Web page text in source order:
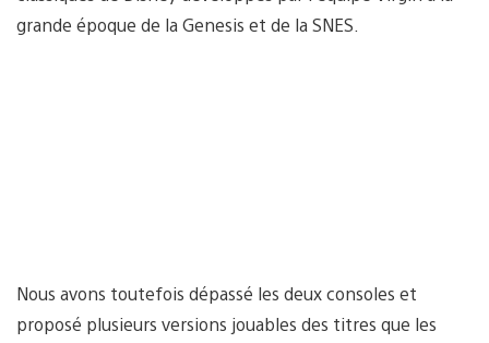
grande époque de la Genesis et de la SNES.
Nous avons toutefois dépassé les deux consoles et
proposé plusieurs versions jouables des titres que les